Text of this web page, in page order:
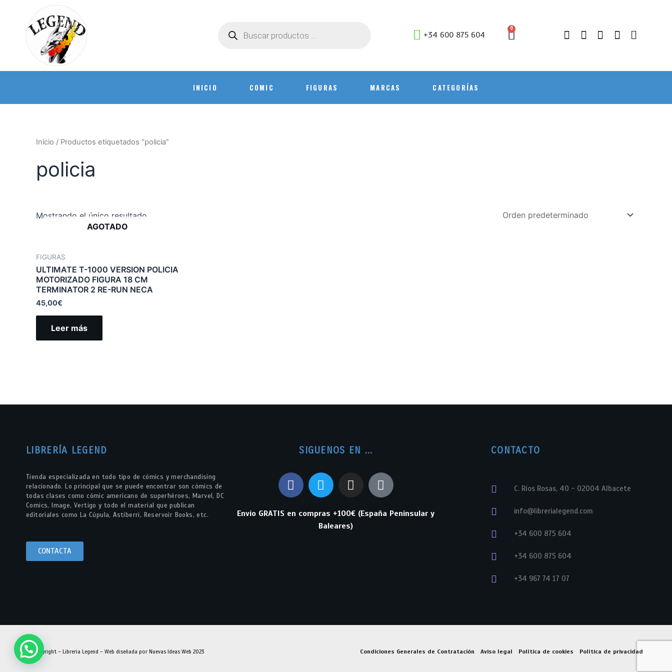
+34 600 875 604
0
INICIO COMIC FIGURAS MARCAS CATEGORÍAS
Inicio / Productos etiquetados “policia”
policia
Mostrando el único resultado
AGOTADO
FIGURAS
ULTIMATE T-1000 VERSION POLICIA
MOTORIZADO FIGURA 18 CM
TERMINATOR 2 RE-RUN NECA
45,00€
Leer más
LIBRERÍA LEGEND
Tienda especializada en todo tipo de cómics y merchandising
relacionado. Lo principal que se puede encontrar son cómics de
todas clases como cómic americano de superhéroes, Marvel, DC
Comics, Image, Vertigo y todo el material que publican
editoriales como La Cúpula, Astiberri, Reservoir Books, etc.
CONTACTA
SIGUENOS EN ...
Envío GRATIS en compras +100€ (España Peninsular y
Baleares)
CONTACTO
C. Ríos Rosas, 40 - 02004 Albacete
info@librerialegend.com
+34 600 875 604
+34 600 875 604
+34 967 74 17 07
© Copyright – Libreria Legend – Web diseñada por Nuevas Ideas Web 2023 Condiciones Generales de Contratación Aviso legal Política de cookies Política de privacidad